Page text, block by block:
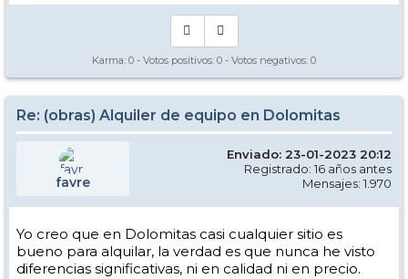
Karma: 0 - Votos positivos: 0 - Votos negativos: 0
Re: (obras) Alquiler de equipo en Dolomitas
favre
Enviado: 23-01-2023 20:12
Registrado: 16 años antes
Mensajes: 1.970
Yo creo que en Dolomitas casi cualquier sitio es
bueno para alquilar, la verdad es que nunca he visto
diferencias significativas, ni en calidad ni en precio.